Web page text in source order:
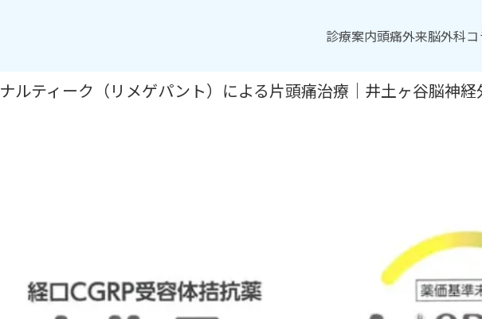
診療案内頭痛外来脳外科コ
診療案内頭痛外来脳外科コ
ナルティーク（リメゲパント）による片頭痛治療｜井土ヶ谷脳神経